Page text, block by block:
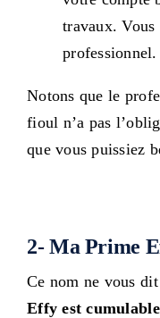
travaux. Vous
professionnel.
Notons que le
fioul n’a pas
que vous puissiez
2- Ma Prime
Ce nom ne vous
Effy est